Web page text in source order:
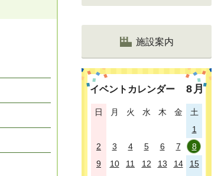
施設案内
イベントカレンダー 8 月
日 月 火 水 木 金
土
1
2
3 4 5 6 7
8
9
10 11 12 13 14
15